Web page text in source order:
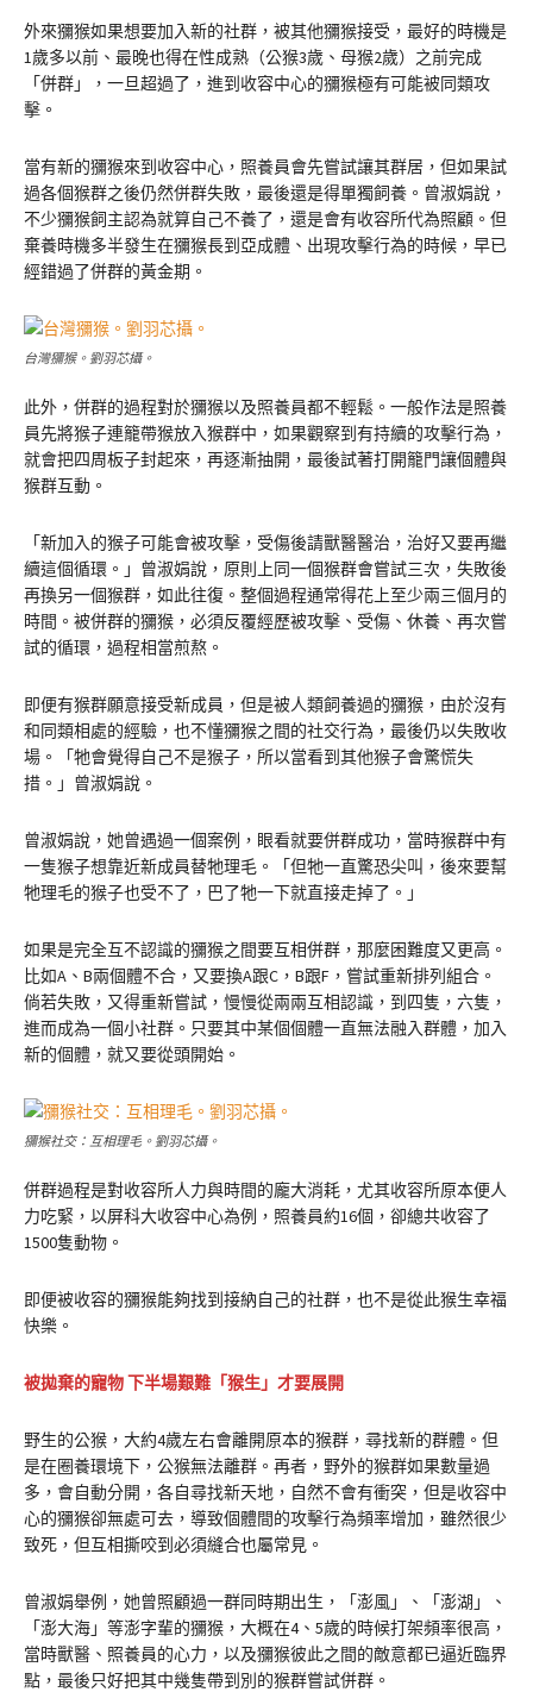
外來獼猴如果想要加入新的社群，被其他獼猴接受，最好的時機是
1歲多以前、最晚也得在性成熟（公猴3歲、母猴2歲）之前完成
「併群」，一旦超過了，進到收容中心的獼猴極有可能被同類攻
擊。
當有新的獼猴來到收容中心，照養員會先嘗試讓其群居，但如果試
過各個猴群之後仍然併群失敗，最後還是得單獨飼養。曾淑娟說，
不少獼猴飼主認為就算自己不養了，還是會有收容所代為照顧。但
棄養時機多半發生在獼猴長到亞成體、出現攻擊行為的時候，早已
經錯過了併群的黃金期。
台灣獼猴。劉羽芯攝。
此外，併群的過程對於獼猴以及照養員都不輕鬆。一般作法是照養
員先將猴子連籠帶猴放入猴群中，如果觀察到有持續的攻擊行為，
就會把四周板子封起來，再逐漸抽開，最後試著打開籠門讓個體與
猴群互動。
「新加入的猴子可能會被攻擊，受傷後請獸醫醫治，治好又要再繼
續這個循環。」曾淑娟說，原則上同一個猴群會嘗試三次，失敗後
再換另一個猴群，如此往復。整個過程通常得花上至少兩三個月的
時間。被併群的獼猴，必須反覆經歷被攻擊、受傷、休養、再次嘗
試的循環，過程相當煎熬。
即便有猴群願意接受新成員，但是被人類飼養過的獼猴，由於沒有
和同類相處的經驗，也不懂獼猴之間的社交行為，最後仍以失敗收
場。「牠會覺得自己不是猴子，所以當看到其他猴子會驚慌失
措。」曾淑娟說。
曾淑娟說，她曾遇過一個案例，眼看就要併群成功，當時猴群中有
一隻猴子想靠近新成員替牠理毛。「但牠一直驚恐尖叫，後來要幫
牠理毛的猴子也受不了，巴了牠一下就直接走掉了。」
如果是完全互不認識的獼猴之間要互相併群，那麼困難度又更高。
比如A、B兩個體不合，又要換A跟C，B跟F，嘗試重新排列組合。
倘若失敗，又得重新嘗試，慢慢從兩兩互相認識，到四隻，六隻，
進而成為一個小社群。只要其中某個個體一直無法融入群體，加入
新的個體，就又要從頭開始。
獼猴社交：互相理毛。劉羽芯攝。
併群過程是對收容所人力與時間的龐大消耗，尤其收容所原本便人
力吃緊，以屏科大收容中心為例，照養員約16個，卻總共收容了
1500隻動物。
即便被收容的獼猴能夠找到接納自己的社群，也不是從此猴生幸福
快樂。
被拋棄的寵物 下半場艱難「猴生」才要展開
野生的公猴，大約4歲左右會離開原本的猴群，尋找新的群體。但
是在圈養環境下，公猴無法離群。再者，野外的猴群如果數量過
多，會自動分開，各自尋找新天地，自然不會有衝突，但是收容中
心的獼猴卻無處可去，導致個體間的攻擊行為頻率增加，雖然很少
致死，但互相撕咬到必須縫合也屬常見。
曾淑娟舉例，她曾照顧過一群同時期出生，「澎風」、「澎湖」、
「澎大海」等澎字輩的獼猴，大概在4、5歲的時候打架頻率很高，
當時獸醫、照養員的心力，以及獼猴彼此之間的敵意都已逼近臨界
點，最後只好把其中幾隻帶到別的猴群嘗試併群。